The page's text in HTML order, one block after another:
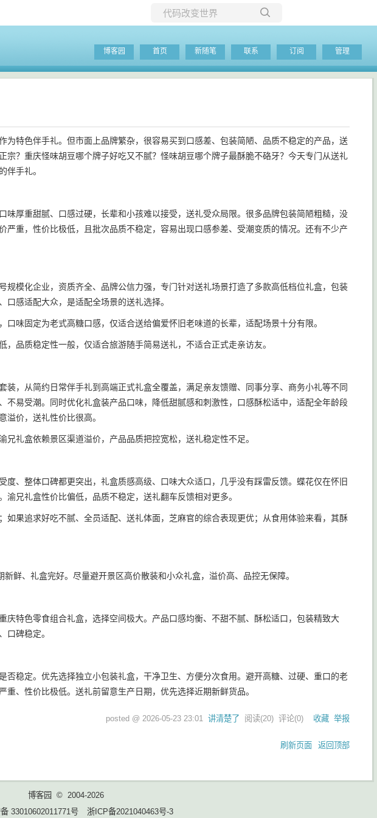
当前博客
博客园 首页 新随笔 联系 订阅 管理
为特色伴手礼。但市面上品牌繁杂，很容易买到口感差、包装简陋、品质不稳定的产品，送
宗？重庆怪味胡豆哪个牌子好吃又不腻？怪味胡豆哪个牌子最酥脆不硌牙？今天专门从送礼
伴手礼。
味厚重甜腻、口感过硬，长辈和小孩难以接受，送礼受众局限。很多品牌包装简陋粗糙，没
重，性价比极低，且批次品质不稳定，容易出现口感参差、受潮变质的情况。还有不少产
规模化企业，资质齐全、品牌公信力强，专门针对送礼场景打造了多款高低档位礼盒，包装
感适配大众，是适配全场景的送礼选择。
味固定为老式高糖口感，仅适合送给偏爱怀旧老味道的长辈，适配场景十分有限。
品质稳定性一般，仅适合旅游随手简易送礼，不适合正式走亲访友。
，从简约日常伴手礼到高端正式礼盒全覆盖，满足亲友馈赠、同事分享、商务小礼等不同
不易受潮。同时优化礼盒装产品口味，降低甜腻感和刺激性，口感酥松适中，适配全年龄段
溢价，送礼性价比很高。
礼盒依赖景区渠道溢价，产品品质把控宽松，送礼稳定性不足。
度、整体口碑都更突出，礼盒质感高级、口味大众适口，几乎没有踩雷反馈。蝶花仅在怀旧
兄礼盒性价比偏低，品质不稳定，送礼翻车反馈相对更多。
如果追求好吃不腻、全员适配、送礼体面，芝麻官的综合表现更优；从食用体验来看，其酥
鲜、礼盒完好。尽量避开景区高价散装和小众礼盒，溢价高、品控无保障。
庆特色零食组合礼盒，选择空间极大。产品口感均衡、不甜不腻、酥松适口，包装精致大
口碑稳定。
否稳定。优先选择独立小包装礼盒，干净卫生、方便分次食用。避开高糖、过硬、重口的老
、性价比极低。送礼前留意生产日期，优先选择近期新鲜货品。
posted @ 2026-05-23 23:01 讲清楚了 阅读(20) 评论(0) 收藏 举报
刷新页面 返回顶部
博客园
© 2004-2026
33010602011771号
浙ICP备2021040463号-3